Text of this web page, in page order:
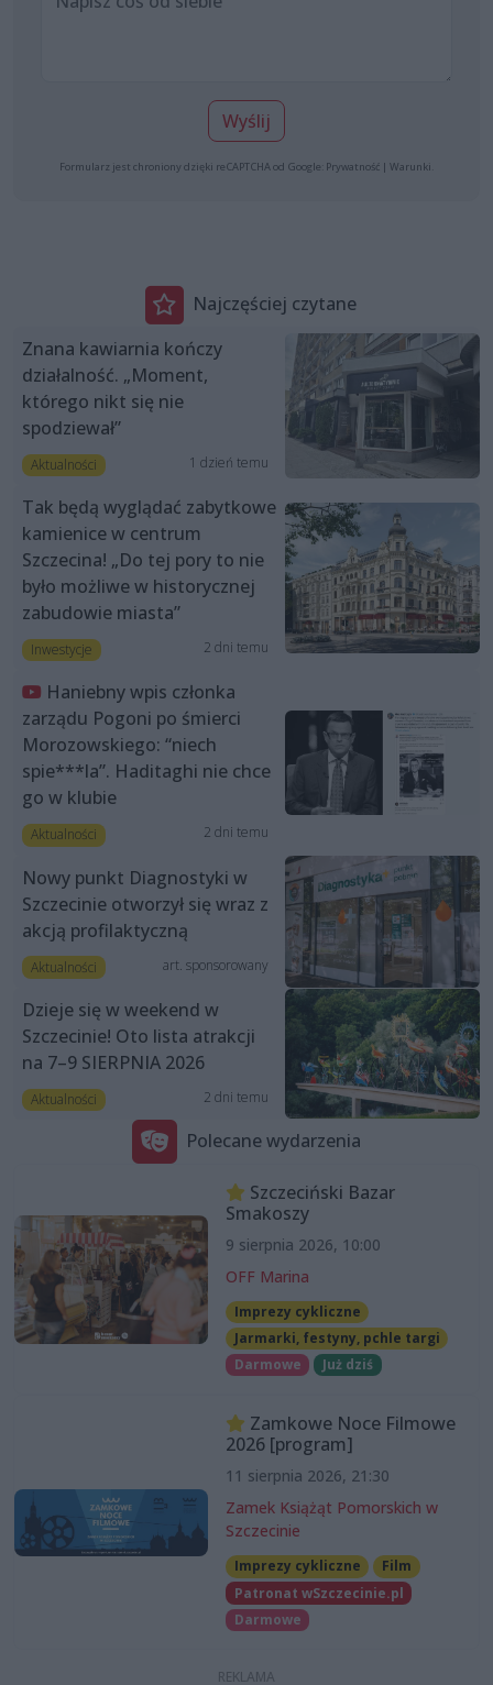
Wyślij
Formularz jest chroniony dzięki reCAPTCHA od Google: Prywatność | Warunki
Najczęściej czytane
Znana kawiarnia kończy
działalność. „Moment,
którego nikt się nie
spodziewał”
Aktualności 1 dzień temu
Tak będą wyglądać zabytkowe
kamienice w centrum
Szczecina! „Do tej pory to nie
było możliwe w historycznej
zabudowie miasta”
Inwestycje 2 dni temu
Haniebny wpis członka
zarządu Pogoni po śmierci
Morozowskiego: “niech
spie***la”. Haditaghi nie chce
go w klubie
Aktualności 2 dni temu
Nowy punkt Diagnostyki w
Szczecinie otworzył się wraz z
akcją profilaktyczną
Aktualności art. sponsorowany
Dzieje się w weekend w
Szczecinie! Oto lista atrakcji
na 7–9 SIERPNIA 2026
Aktualności 2 dni temu
Polecane wydarzenia
Szczeciński Bazar
Smakoszy
9 sierpnia 2026, 10:00
OFF Marina
Imprezy cykliczne
Jarmarki, festyny, pchle targi
Darmowe
Już dziś
Zamkowe Noce Filmowe
2026 [program]
11 sierpnia 2026, 21:30
Zamek Książąt Pomorskich w
Szczecinie
Imprezy cykliczne
Film
Patronat wSzczecinie.pl
Darmowe